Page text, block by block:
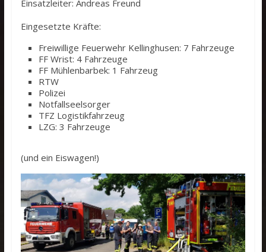
Einsatzleiter: Andreas Freund
Eingesetzte Kräfte:
Freiwillige Feuerwehr Kellinghusen: 7 Fahrzeuge
FF Wrist: 4 Fahrzeuge
FF Mühlenbarbek: 1 Fahrzeug
RTW
Polizei
Notfallseelsorger
TFZ Logistikfahrzeug
LZG: 3 Fahrzeuge
(und ein Eiswagen!)